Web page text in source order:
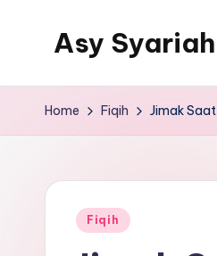
Asy Syariah
Ilmu
Home Fiqih Jimak
Posted
Fiqih